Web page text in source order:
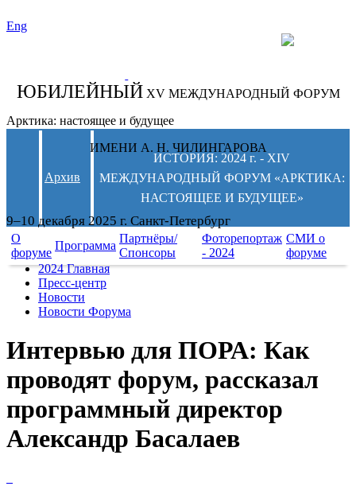
Eng
ЮБИЛЕЙНЫЙ XV МЕЖДУНАРОДНЫЙ ФОРУМ
Арктика: настоящее и будущее
ИМЕНИ А. Н. ЧИЛИНГАРОВА
9–10 декабря 2025 г. Санкт-Петербург
Архив
ИСТОРИЯ: 2024 г. - XIV
МЕЖДУНАРОДНЫЙ ФОРУМ «АРКТИКА:
НАСТОЯЩЕЕ И БУДУЩЕЕ»
О
форуме
Программа
Партнёры/
Спонсоры
Фоторепортаж
- 2024
СМИ о
форуме
2024 Главная
Пресс-центр
Новости
Новости Форума
Интервью для ПОРА: Как
проводят форум, рассказал
программный директор
Александр Басалаев